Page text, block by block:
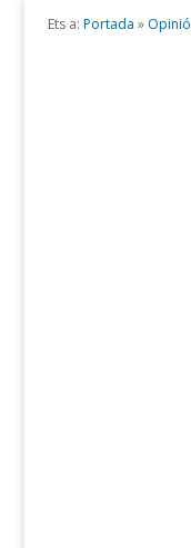
Ets a: Portada » Opinió